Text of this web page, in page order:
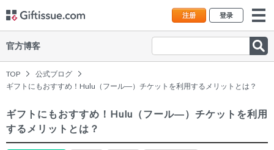
注册 登录
官方博客
TOP
公式ブログ
ギフトにもおすすめ！Hulu（フール―）チケットを利用するメリットとは？
ギフトにもおすすめ！Hulu（フール―）チケットを利用
するメリットとは？